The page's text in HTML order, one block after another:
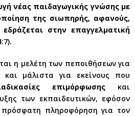
νέας παιδαγωγικής γνώσης με
της σιωπηρής, αφανούς,
στην επαγγελματική
η μελέτη των πεποιθήσεων για
μάλιστα για εκείνους που
επιμόρφωσης και
των εκπαιδευτικών, εφόσον
πληροφόρηση για τον